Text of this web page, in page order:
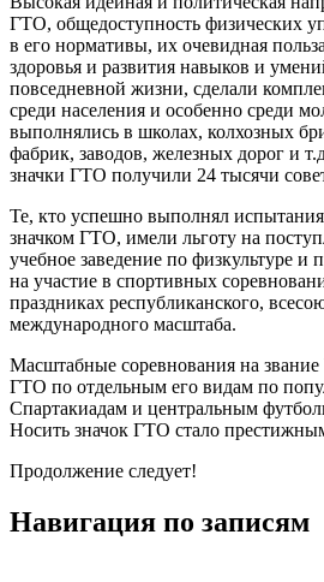
ГТО, общедоступность физических
в его нормативы, их очевидная
здоровья и развития навыков и
повседневной жизни, сделали
среди населения и особенно среди
выполнялись в школах, колхозных
фабрик, заводов, железных дорог и
значки ГТО получили 24 тысячи
Те, кто успешно выполнял
значком ГТО, имели льготу на
учебное заведение по физкультуре и
на участие в спортивных
праздниках республиканского,
международного масштаба.
Масштабные соревнования на
ГТО по отдельным его видам по
Спартакиадам и центральным
Носить значок ГТО стало
Продолжение следует!
Навигация по записям